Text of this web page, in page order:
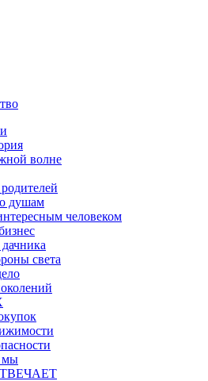
волне
душам
человеком
света
мы